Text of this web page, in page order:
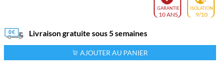
GARANTIE
10 ANS
ISOLATION
9/10
Livraison gratuite sous 5 semaines
AJOUTER AU PANIER